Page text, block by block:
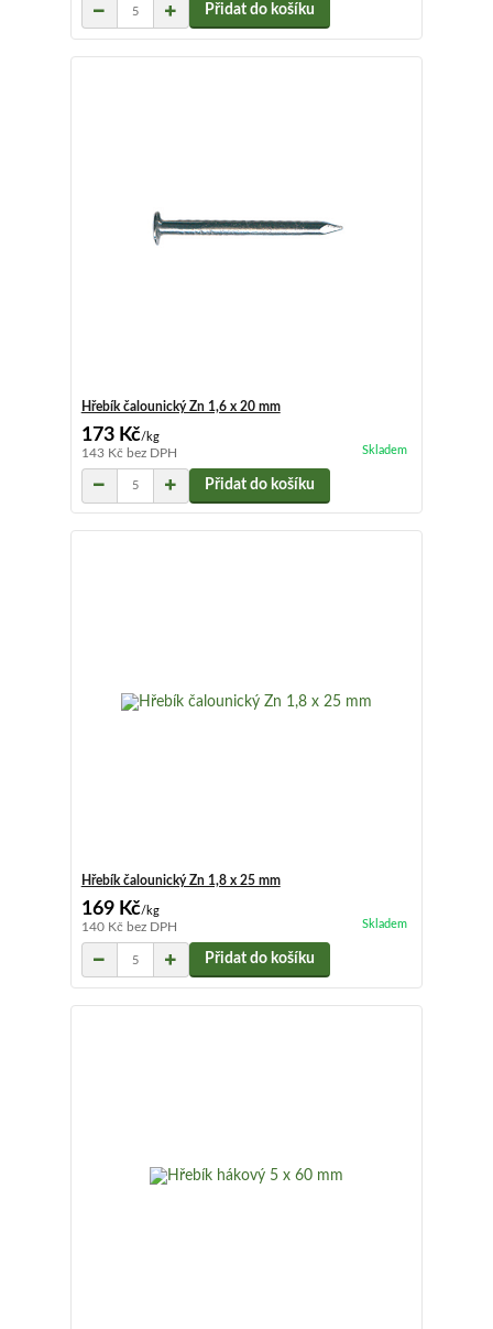
Přidat do košíku
Hřebík čalounický Zn 1,6 x 20 mm
173 Kč/kg
143 Kč bez DPH Skladem
Přidat do košíku
Hřebík čalounický Zn 1,8 x 25 mm
169 Kč/kg
140 Kč bez DPH Skladem
Přidat do košíku